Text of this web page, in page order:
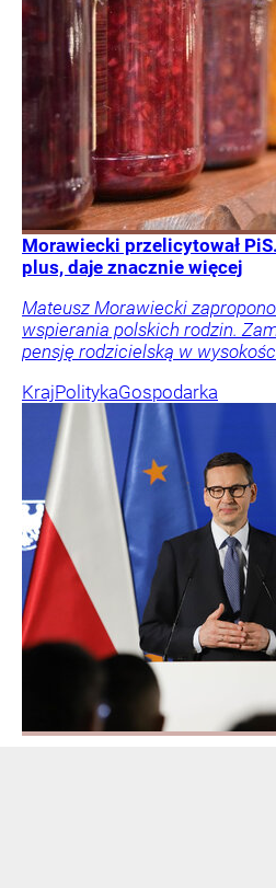
Morawiecki przelicytował
plus, daje znacznie więcej
Mateusz Morawiecki
wspierania polskich rodzin.
pensję rodzicielską w
KrajPolitykaGospodarka